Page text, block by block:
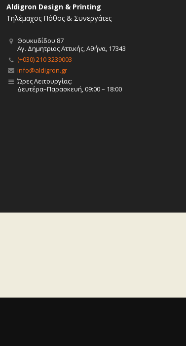
Aldigron Design & Printing
Τηλέμαχος Πόθος & Συνεργάτες
Θουκυδίδου 87
Αγ. Δημητριος Αττικής, Αθήνα, 17343
(+030) 210 3239003
info@aldigron.gr
Ώρες Λειτουργίας:
Δευτέρα–Παρασκευή, 09:00 – 18:00